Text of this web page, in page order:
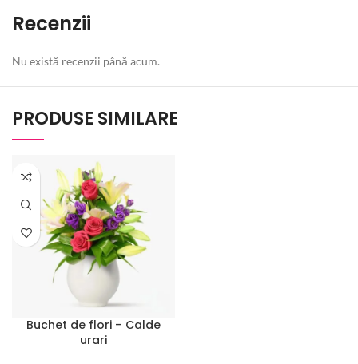
Recenzii
Nu există recenzii până acum.
PRODUSE SIMILARE
Buchet de flori – Calde
urari